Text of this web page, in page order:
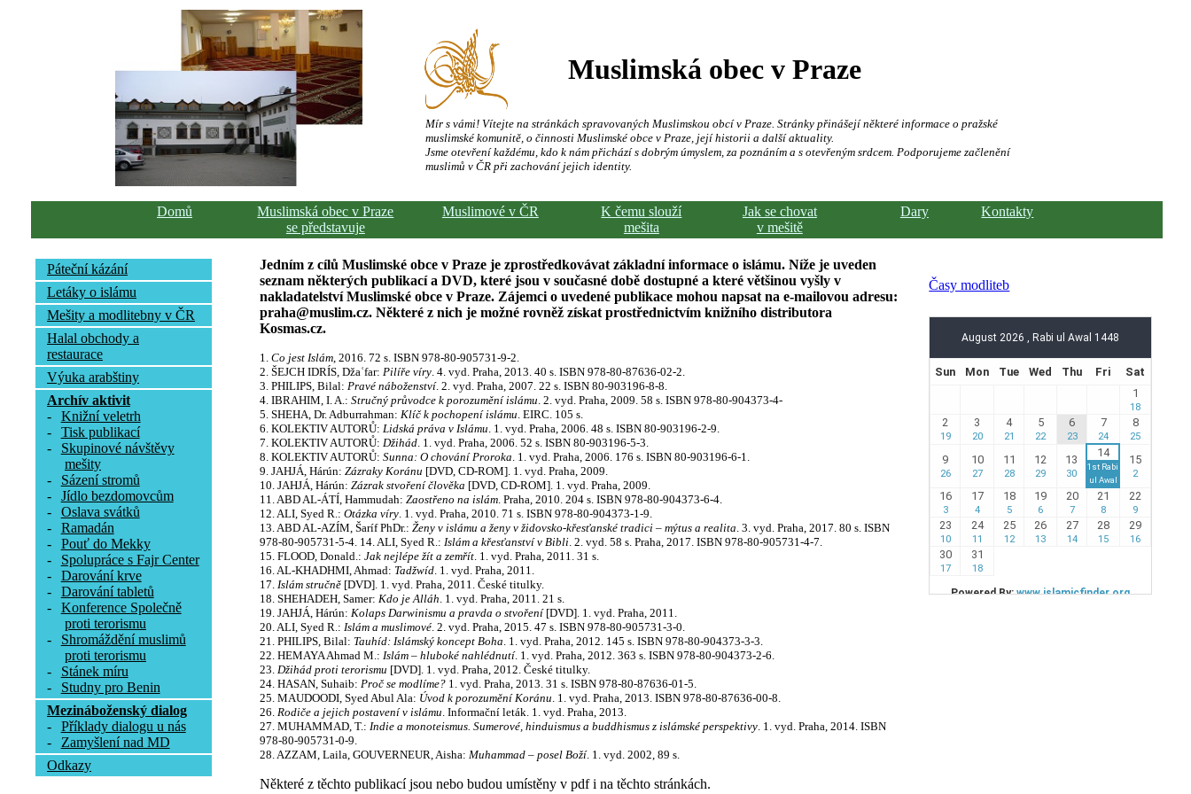
Muslimská obec v Praze
Mír s vámi! Vítejte na stránkách spravovaných Muslimskou obcí v Praze. Stránky přinášejí některé informace o pražské
muslimské komunitě, o činnosti Muslimské obce v Praze, její historii a další aktuality.
Jsme otevření každému, kdo k nám přichází s dobrým úmyslem, za poznáním a s otevřeným srdcem. Podporujeme začlenění
muslimů v ČR při zachování jejich identity.
Domů
Muslimská obec v Praze
se představuje
Muslimové v ČR
K čemu slouží
mešita
Jak se chovat
v mešitě
Dary Kontakty
Páteční kázání
Letáky o islámu
Mešity a modlitebny v ČR
Halal obchody a
restaurace
Výuka arabštiny
Archív aktivit
-
Knižní veletrh
-
Tisk publikací
-
Skupinové návštěvy
mešity
-
Sázení stromů
-
Jídlo bezdomovcům
-
Oslava svátků
-
Ramadán
-
Pouť do Mekky
-
Spolupráce s Fajr Center
-
Darování krve
-
Darování tabletů
-
Konference Společně
proti terorismu
-
Shromáždění muslimů
proti terorismu
-
Stánek míru
-
Studny pro Benin
Mezináboženský dialog
-
Příklady dialogu u nás
-
Zamyšlení nad MD
Odkazy
Jedním z cílů Muslimské obce v Praze je zprostředkovávat základní informace o islámu. Níže je uveden
seznam některých publikací a DVD, které jsou v současné době dostupné a které většinou vyšly v
nakladatelství Muslimské obce v Praze. Zájemci o uvedené publikace mohou napsat na e-mailovou adresu:
praha@muslim.cz. Některé z nich je možné rovněž získat prostřednictvím knižního distributora
Kosmas.cz.
1. Co jest Islám, 2016. 72 s. ISBN 978-80-905731-9-2.
2. ŠEJCH IDRÍS, Džaʿfar: Pilíře víry. 4. vyd. Praha, 2013. 40 s. ISBN 978-80-87636-02-2.
3. PHILIPS, Bilal: Pravé náboženství. 2. vyd. Praha, 2007. 22 s. ISBN 80-903196-8-8.
4. IBRAHIM, I. A.: Stručný průvodce k porozumění islámu. 2. vyd. Praha, 2009. 58 s. ISBN 978-80-904373-4-
5. SHEHA, Dr. Adburrahman: Klíč k pochopení islámu. EIRC. 105 s.
6. KOLEKTIV AUTORŮ: Lidská práva v Islámu. 1. vyd. Praha, 2006. 48 s. ISBN 80-903196-2-9.
7. KOLEKTIV AUTORŮ: Džihád. 1. vyd. Praha, 2006. 52 s. ISBN 80-903196-5-3.
8. KOLEKTIV AUTORŮ: Sunna: O chování Proroka. 1. vyd. Praha, 2006. 176 s. ISBN 80-903196-6-1.
9. JAHJÁ, Hárún: Zázraky Koránu [DVD, CD-ROM]. 1. vyd. Praha, 2009.
10. JAHJÁ, Hárún: Zázrak stvoření člověka [DVD, CD-ROM]. 1. vyd. Praha, 2009.
11. ABD AL-ÁTÍ, Hammudah: Zaostřeno na islám. Praha, 2010. 204 s. ISBN 978-80-904373-6-4.
12. ALI, Syed R.: Otázka víry. 1. vyd. Praha, 2010. 71 s. ISBN 978-80-904373-1-9.
13. ABD AL-AZÍM, Šaríf PhDr.: Ženy v islámu a ženy v židovsko-křesťanské tradici – mýtus a realita. 3. vyd. Praha, 2017. 80 s. ISBN
978-80-905731-5-4. 14. ALI, Syed R.: Islám a křesťanství v Bibli. 2. vyd. 58 s. Praha, 2017. ISBN 978-80-905731-4-7.
15. FLOOD, Donald.: Jak nejlépe žít a zemřít. 1. vyd. Praha, 2011. 31 s.
16. AL-KHADHMI, Ahmad: Tadžwíd. 1. vyd. Praha, 2011.
17. Islám stručně[DVD]. 1. vyd. Praha, 2011. České titulky.
18. SHEHADEH, Samer: Kdo je Alláh. 1. vyd. Praha, 2011. 21 s.
19. JAHJÁ, Hárún: Kolaps Darwinismu a pravda o stvoření[DVD]. 1. vyd. Praha, 2011.
20. ALI, Syed R.: Islám a muslimové. 2. vyd. Praha, 2015. 47 s. ISBN 978-80-905731-3-0.
21. PHILIPS, Bilal: Tauhíd: Islámský koncept Boha. 1. vyd. Praha, 2012. 145 s. ISBN 978-80-904373-3-3.
22. HEMAYA Ahmad M.: Islám – hluboké nahlédnutí. 1. vyd. Praha, 2012. 363 s. ISBN 978-80-904373-2-6.
23. Džihád proti terorismu [DVD]. 1. vyd. Praha, 2012. České titulky.
24. HASAN, Suhaib: Proč se modlíme?1. vyd. Praha, 2013. 31 s. ISBN 978-80-87636-01-5.
25. MAUDOODI, Syed Abul Ala: Úvod k porozumění Koránu. 1. vyd. Praha, 2013. ISBN 978-80-87636-00-8.
26. Rodiče a jejich postavení v islámu. Informační leták. 1. vyd. Praha, 2013.
27. MUHAMMAD, T.: Indie a monoteismus. Sumerové, hinduismus a buddhismus z islámské perspektivy. 1. vyd. Praha, 2014. ISBN
978-80-905731-0-9.
28. AZZAM, Laila, GOUVERNEUR, Aisha: Muhammad – posel Boží. 1. vyd. 2002, 89 s.
Některé z těchto publikací jsou nebo budou umístěny v pdf i na těchto stránkách.
Časy modliteb